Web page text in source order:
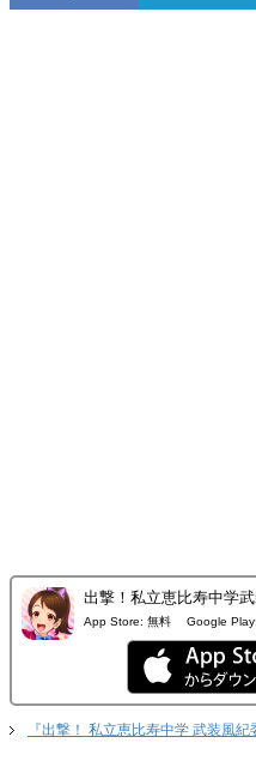
出撃！私立恵比寿中学
App Store: 無料 Google Play:
『出撃！ 私立恵比寿中学 武装風